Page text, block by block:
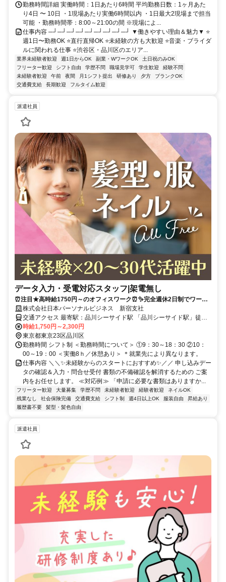
勤務時間詳細 実働時間：1日あたり6時間 平均勤務日数：1ヶ月あた
り4日 〜 10日 ・1現場あたり実働6時間以内 ・1日最大2現場まで担当
可能 ・勤務時間帯：8:00～21:00の間 ※現場によ...
仕事内容 ─┘─┘─┘─┘─┘─┘─┘─┘─┘ ▼働きやすい理由＆魅力▼ ⭐️
週1日〜勤務OK ⭐️直行直帰OK ⭐️未経験の方も大歓迎 ⭐️音楽・ブライダ
ルに関われる仕事 ⭐️渋谷区・品川区のエリア...
業界未経験者歓迎 週1日からOK 副業・WワークOK
土日祝のみOK
フリーター歓迎
シフト自由 学歴不問 職場見学可 学生歓迎
経験不問
未経験者歓迎
午前 夜間 月1シフト提出 研修あり 夕方
ブランクOK
交通費支給
長期歓迎 フルタイム歓迎
派遣社員
データ入力・受電対応スタッフ|架電無し
⏰️注目★高時給1750円～のオフィスワーク⏰️✨️完全週休2日制でワーク
ライフバランス◎未経験OK！20代・30代活躍中です！
株式会社日本パーソナルビジネス 新宿支社
交通アクセス 最寄駅：品川シーサイド駅 「品川シーサイド駅」徒歩
圏内 【勤務地】 東京都品川シーサイド駅付近
時給1,750円～2,300円
東京都東京23区品川区
勤務時間 シフト制 ＜勤務時間について＞ ①9：30～18：30 ②10：
00～19：00 ＜実働8ｈ／休憩あり＞ ＊就業先により異なります。
仕事内容 ＼＼✨未経験からのスタートにおすすめ✨️／／ 申し込みデー
タの確認＆入力・問合せ受付 書類の不備確認を解消するための ご案
内をお任せします。 ≪対応例≫ 「申請に必要な書類はありますか...
フリーター歓迎 大量募集 学歴不問 未経験者歓迎 経験者歓迎
ネイルOK
残業なし
社会保険完備 交通費支給 シフト制 週4日以上OK 服装自由
昇給あり
履歴書不要
髪型・髪色自由
派遣社員